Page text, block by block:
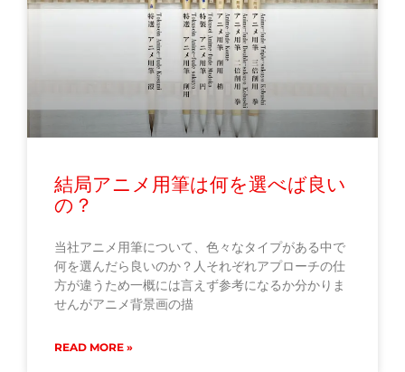
結局アニメ用筆は何を選べば良い
の？
当社アニメ用筆について、色々なタイプがある中で
何を選んだら良いのか？人それぞれアプローチの仕
方が違うため一概には言えず参考になるか分かりま
せんがアニメ背景画の描
READ MORE »